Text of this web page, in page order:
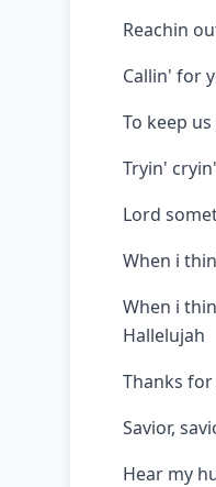
Reachin
Callin' for
To keep
Tryin' cryin'
Lord
When i
When i
Hallelujah
Thanks for
Savior,
Hear my